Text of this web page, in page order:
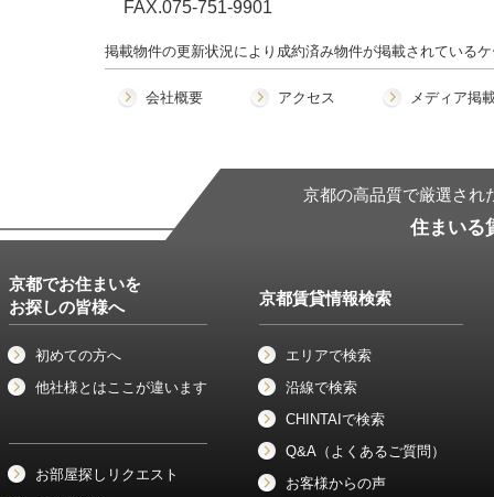
FAX.075-751-9901
掲載物件の更新状況により成約済み物件が掲載されている
会社概要 アクセス メディア掲
住まいる
京都の高品質で厳選され
京都でお住まいを
お探しの皆様へ
初めての方へ
他社様とはここが違います
お部屋探しリクエスト
京都賃貸情報検索
エリアで検索
沿線で検索
CHINTAIで検索
Q&A（よくあるご質問）
お客様からの声